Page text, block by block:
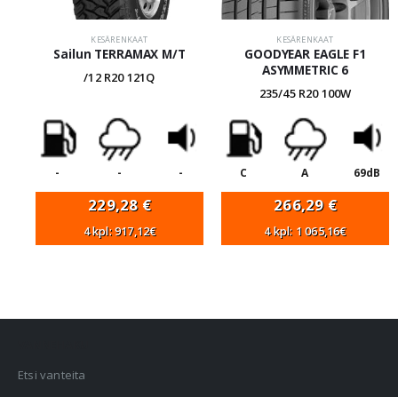
KESÄRENKAAT
Sailun TERRAMAX M/T
/12 R20 121Q
- - -
229,28 €
4 kpl: 917,12€
KESÄRENKAAT
GOODYEAR EAGLE F1
ASYMMETRIC 6
235/45 R20 100W
C A 69dB
266,29 €
4 kpl: 1 065,16€
Etsi vanteita